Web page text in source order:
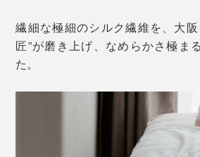
繊細な極細のシルク繊維を、大
匠”が磨き上げ、なめらかさ極ま
た。